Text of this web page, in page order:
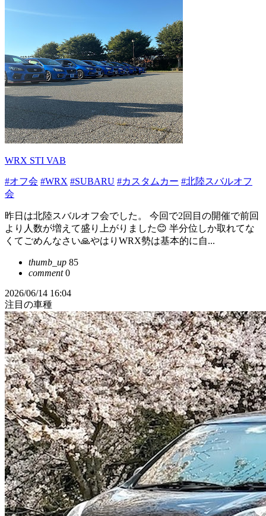
WRX STI VAB
#オフ会 #WRX #SUBARU #カスタムカー #北陸スバルオフ
会
昨日は北陸スバルオフ会でした。 今回で2回目の開催で前回
より人数が増えて盛り上がりました😊 半分位しか取れてな
くてごめんなさい🙏やはりWRX勢は基本的に自...
thumb_up 85
comment0
2026/06/14 16:04
注目の車種